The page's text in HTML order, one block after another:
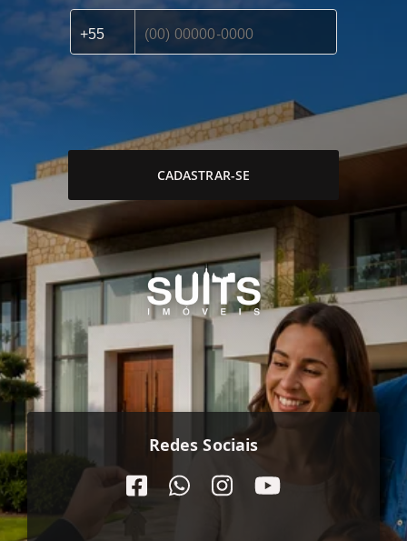
CADASTRAR-SE
Redes Sociais